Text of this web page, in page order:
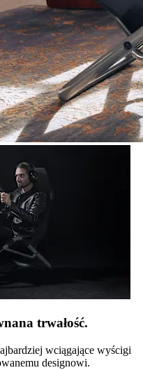
trwałość.
wciągające wyścigi
designowi.